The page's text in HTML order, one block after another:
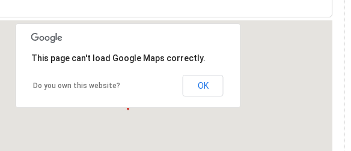
This page can't load Google Maps correctly.
Do you own this website? OK